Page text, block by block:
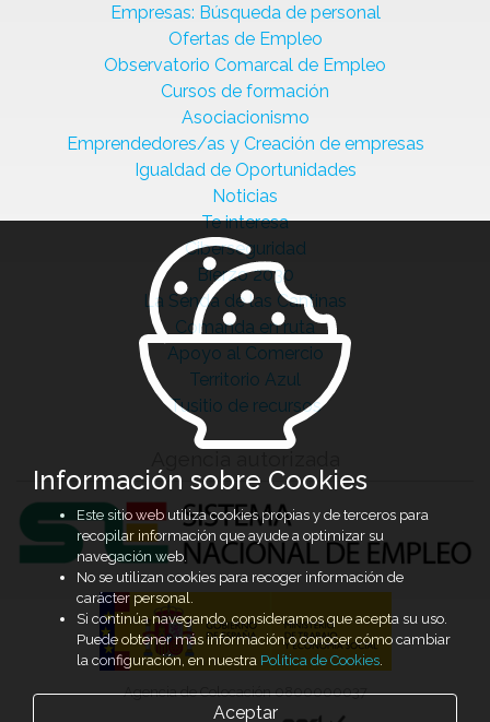
Empresas: Búsqueda de personal
Ofertas de Empleo
Observatorio Comarcal de Empleo
Cursos de formación
Asociacionismo
Emprendedores/as y Creación de empresas
Igualdad de Oportunidades
Noticias
Te interesa
Ciberseguridad
Bierzo 2030
La Senda de las Cantinas
Comanda en ruta
Apoyo al Comercio
Territorio Azul
Tusitio de recursos
Agencia de Colocación 0800000037
Información sobre Cookies
Este sitio web utiliza cookies propias y de terceros para
recopilar información que ayude a optimizar su
navegación web.
No se utilizan cookies para recoger información de
carácter personal.
Si continúa navegando, consideramos que acepta su uso.
Puede obtener más información o conocer cómo cambiar
la configuración, en nuestra Política de Cookies.
Aceptar